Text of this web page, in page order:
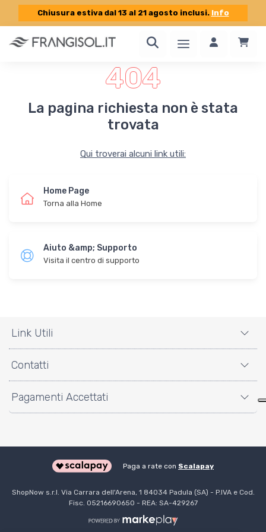
Chiusura estiva dal 13 al 21 agosto inclusi. Info
404
La pagina richiesta non è stata
trovata
Qui troverai alcuni link utili:
Home Page
Torna alla Home
Aiuto &amp; Supporto
Visita il centro di supporto
Link Utili
Contatti
Pagamenti Accettati
Paga a rate con Scalapay
ShopNow s.r.l. Via Carrara dell'Arena, 1 84034 Padula (SA) - P.IVA e Cod.
Fisc. 05216690650 - REA: SA-429267